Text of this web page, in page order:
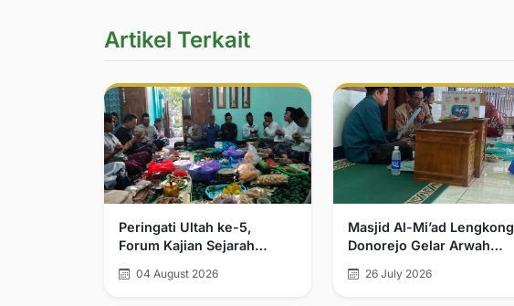
Artikel Terkait
Peringati Ultah ke-5,
Forum Kajian Sejarah
dan Walisongo Tegaskan
04 August 2026
Masjid Al-Mi’ad Lengkong
Donorejo Gelar Arwah
26 July 2026